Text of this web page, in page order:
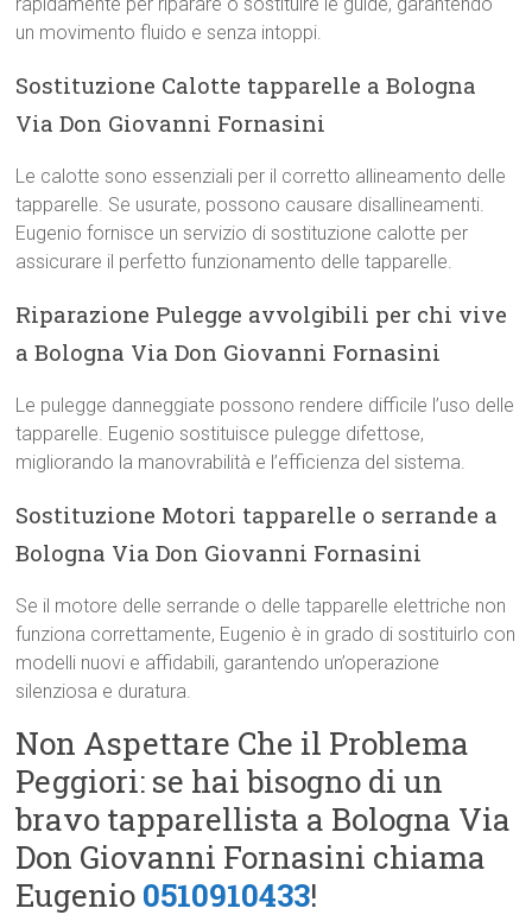
un movimento fluido e senza intoppi.
Sostituzione Calotte tapparelle a Bologna
Via Don Giovanni Fornasini
Le calotte sono essenziali per il corretto allineamento delle
tapparelle. Se usurate, possono causare disallineamenti.
Eugenio fornisce un servizio di sostituzione calotte per
assicurare il perfetto funzionamento delle tapparelle.
Riparazione Pulegge avvolgibili per chi vive
a Bologna Via Don Giovanni Fornasini
Le pulegge danneggiate possono rendere difficile l’uso delle
tapparelle. Eugenio sostituisce pulegge difettose,
migliorando la manovrabilità e l’efficienza del sistema.
Sostituzione Motori tapparelle o serrande a
Bologna Via Don Giovanni Fornasini
Se il motore delle serrande o delle tapparelle elettriche non
funziona correttamente, Eugenio è in grado di sostituirlo con
modelli nuovi e affidabili, garantendo un’operazione
silenziosa e duratura.
Non Aspettare Che il Problema
Peggiori: se hai bisogno di un
bravo tapparellista a Bologna Via
Don Giovanni Fornasini chiama
Eugenio 0510910433!